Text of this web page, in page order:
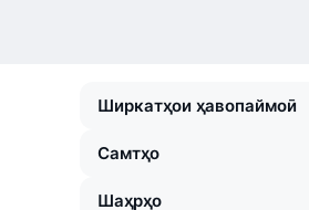
Ширкатҳои ҳавопаймоӣ
Самтҳо
Шаҳрҳо